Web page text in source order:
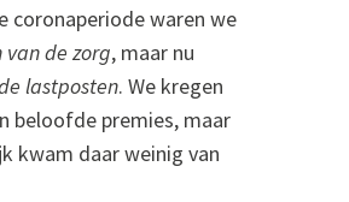
coronaperiode waren we
de zorg, maar nu
lastposten. We kregen
beloofde premies, maar
kwam daar weinig van